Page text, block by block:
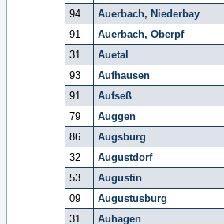
94
Auerbach, Niederbay
91
Auerbach, Oberpf
31
Auetal
93
Aufhausen
91
Aufseß
79
Auggen
86
Augsburg
32
Augustdorf
53
Augustin
09
Augustusburg
31
Auhagen